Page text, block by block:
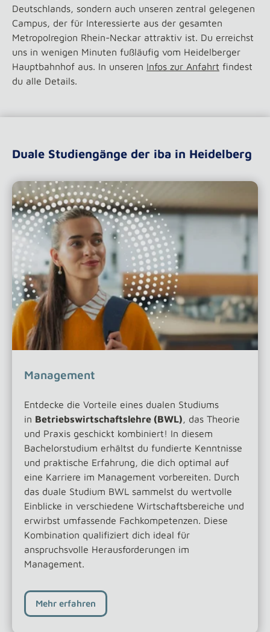
Deutschlands, sondern auch unseren zentral gelegenen
Campus, der für Interessierte aus der gesamten
Metropolregion Rhein-Neckar attraktiv ist. Du erreichst
uns in wenigen Minuten fußläufig vom Heidelberger
Hauptbahnhof aus. In unseren Infos zur Anfahrt findest
du alle Details.
Duale Studiengänge der iba in Heidelberg
Management
Entdecke die Vorteile eines dualen Studiums
in Betriebswirtschaftslehre (BWL), das Theorie
und Praxis geschickt kombiniert! In diesem
Bachelorstudium erhältst du fundierte Kenntnisse
und praktische Erfahrung, die dich optimal auf
eine Karriere im Management vorbereiten. Durch
das duale Studium BWL sammelst du wertvolle
Einblicke in verschiedene Wirtschaftsbereiche und
erwirbst umfassende Fachkompetenzen. Diese
Kombination qualifiziert dich ideal für
anspruchsvolle Herausforderungen im
Management.
Mehr erfahren